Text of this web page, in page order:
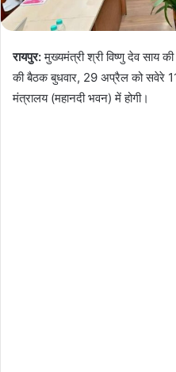
रायपुर:मुख्यमंत्री श्री विष्णु देव साय
की बैठक बुधवार, 29 अप्रैल को सवेरे
मंत्रालय (महानदी भवन) में होगी।